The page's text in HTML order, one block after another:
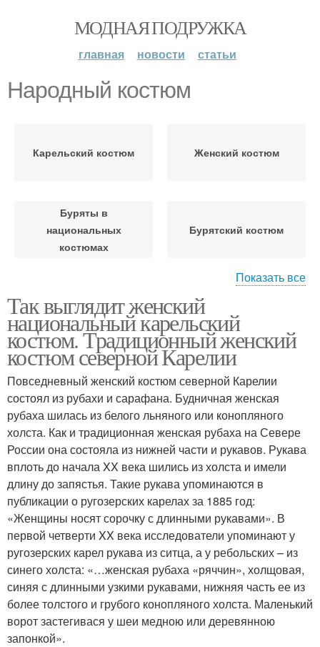
МОДНАЯ ПОДРУЖКА
главная новости статьи
Народный костюм
Карельский костюм Женский костюм
Буряты в
национальных
костюмах
Бурятский костюм
Национальный костюм Еврейский костюм
Национальные
костюмы
Костюм для старшей
группы
Татарский костюм Мужской костюм
Французские костюмы Детский костюм
Костюм в древности Русский костюм
Показать все
Так выглядит женский
национальный карельский
костюм. Традиционный женский
костюм северной Карелии
Повседневный женский костюм северной Карелии
состоял из рубахи и сарафана. Будничная женская
рубаха шилась из белого льняного или конопляного
холста. Как и традиционная женская рубаха на Севере
России она состояла из нижней части и рукавов. Рукава
вплоть до начала XX века шились из холста и имели
длину до запястья. Такие рукава упоминаются в
публикации о ругозерских карелах за 1885 год:
«Женщины носят сорочку с длинными рукавами». В
первой четверти XX века исследователи упоминают у
ругозерских карел рукава из ситца, а у ребольских – из
синего холста: «…женская рубаха «ряччин», холщовая,
синяя с длинными узкими рукавами, нижняя часть ее из
более толстого и грубого конопляного холста. Маленький
ворот застегивася у шеи медною или деревянною
запонкой».